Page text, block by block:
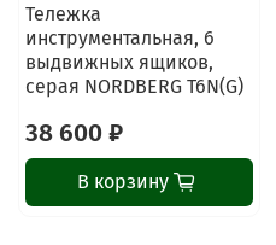
Тележка
инструментальная, 6
выдвижных ящиков,
серая NORDBERG T6N(G)
38 600 ₽
В корзину